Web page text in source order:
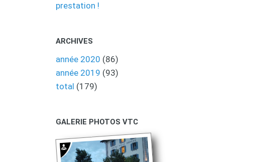
prestation !
ARCHIVES
année 2020 (86)
année 2019 (93)
total (179)
GALERIE PHOTOS VTC